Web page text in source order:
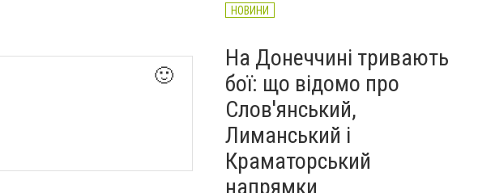
🙂
НОВИНИ
На Донеччині тривають
бої: що відомо про
Слов'янський,
Лиманський і
Краматорський
напрямки